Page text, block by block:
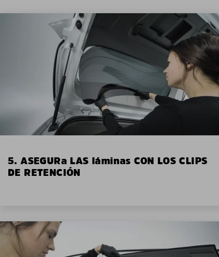
5. ASEGURa LAS láminas CON LOS CLIPS
DE RETENCIÓN